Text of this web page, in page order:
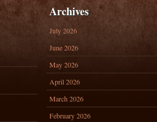
Archives
July 2026
June 2026
May 2026
April 2026
March 2026
February 2026